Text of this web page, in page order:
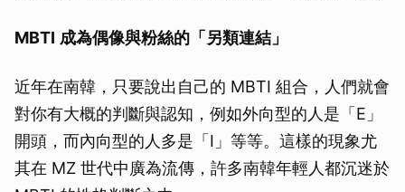
MBTI 成為偶像與粉絲的「另類連結」
近年在南韓，只要說出自己的 MBTI 組合，人們就會
對你有大概的判斷與認知，例如外向型的人是「E」
開頭，而內向型的人多是「I」等等。這樣的現象尤
其在 MZ 世代中廣為流傳，許多南韓年輕人都沉迷於